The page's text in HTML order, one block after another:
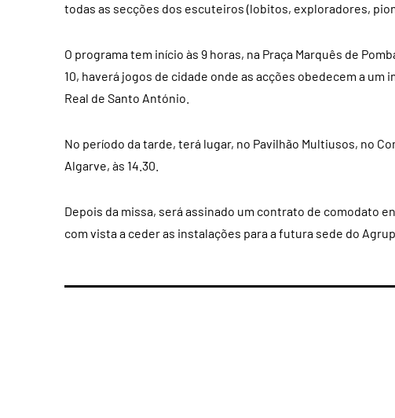
todas as secções dos escuteiros (lobitos, exploradores,
O programa tem início às 9 horas, na Praça Marquês de
10, haverá jogos de cidade onde as acções obedecem a
Real de Santo António.
No período da tarde, terá lugar, no Pavilhão Multiusos, no
Algarve, às 14.30.
Depois da missa, será assinado um contrato de comodato
com vista a ceder as instalações para a futura sede do